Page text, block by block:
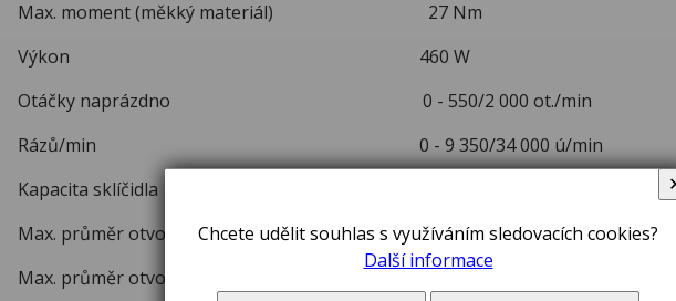
Max. moment (měkký materiál) 27 Nm
Výkon 460 W
Otáčky naprázdno 0 - 550/2 000 ot./min
Rázů/min 0 - 9 350/34 000 ú/min
Kapacita sklíčidla 1,5 - 13 mm
Max. průměr otvoru [dřevo] 40 mm
Max. průměr otvoru [kov] 13 mm
Chcete udělit souhlas s využíváním sledovacích cookies?
Další informace